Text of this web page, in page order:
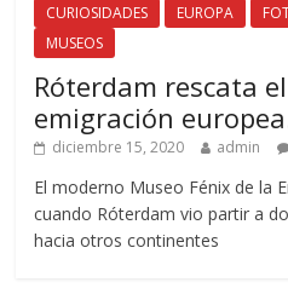
CURIOSIDADES EUROPA
MUSEOS
Róterdam rescata
emigración
diciembre 15, 2020 admin
El moderno Museo Fénix de la
cuando Róterdam vio partir a
hacia otros continentes